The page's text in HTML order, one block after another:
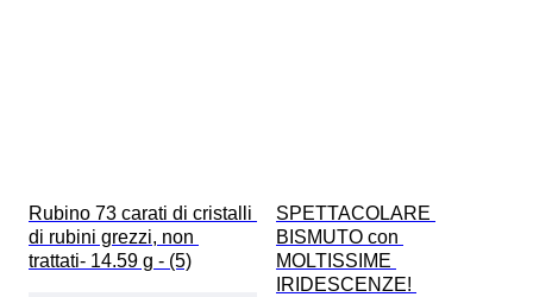
Rubino 73 carati di cristalli
di rubini grezzi, non
trattati- 14.59 g - (5)
SPETTACOLARE
BISMUTO con
MOLTISSIME
IRIDESCENZE!